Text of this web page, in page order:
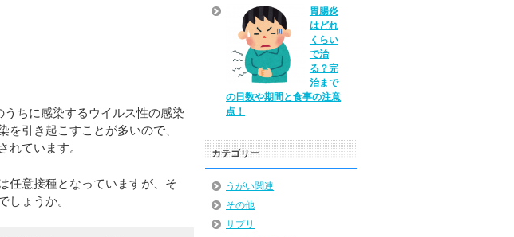
ちに感染するウイルス性の感染
引き起こすことが多いので、
れています。
任意接種となっていますが、そ
しょうか。
胃腸炎
はどれ
くらい
で治
る？完
治まで
の日数や期間と食事の注意
点！
カテゴリー
うがい関連
その他
サプリ